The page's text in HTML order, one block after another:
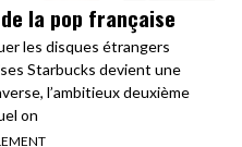
la pop française
les disques étrangers
Starbucks devient une
l’ambitieux deuxième
on